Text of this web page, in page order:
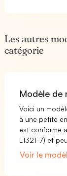
Les autres
catégorie
Modèle de
Voici un
à une petite
est conforme
L1321-7) et
Voir le